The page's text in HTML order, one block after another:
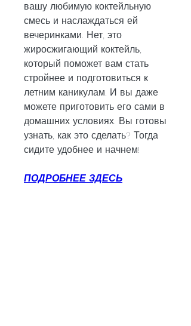
вашу любимую коктейльную
смесь и наслаждаться ей
вечеринками. Нет, это
жиросжигающий коктейль,
который поможет вам стать
стройнее и подготовиться к
летним каникулам. И вы даже
можете приготовить его сами в
домашних условиях. Вы готовы
узнать, как это сделать? Тогда
сидите удобнее и начнем!
ПОДРОБНЕЕ ЗДЕСЬ